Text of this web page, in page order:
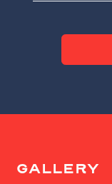
GALLERY